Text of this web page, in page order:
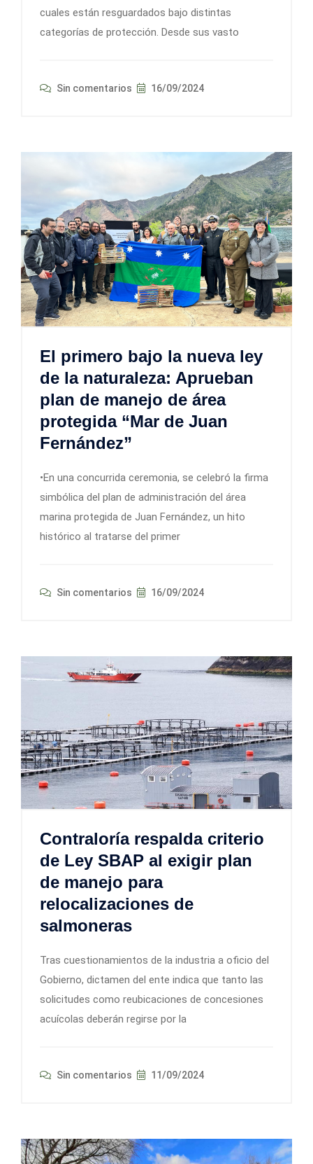
cuales están resguardados bajo distintas
categorías de protección. Desde sus vasto
Sin comentarios 16/09/2024
El primero bajo la nueva ley
de la naturaleza: Aprueban
plan de manejo de área
protegida “Mar de Juan
Fernández”
•En una concurrida ceremonia, se celebró la firma
simbólica del plan de administración del área
marina protegida de Juan Fernández, un hito
histórico al tratarse del primer
Sin comentarios 16/09/2024
Contraloría respalda criterio
de Ley SBAP al exigir plan
de manejo para
relocalizaciones de
salmoneras
Tras cuestionamientos de la industria a oficio del
Gobierno, dictamen del ente indica que tanto las
solicitudes como reubicaciones de concesiones
acuícolas deberán regirse por la
Sin comentarios 11/09/2024